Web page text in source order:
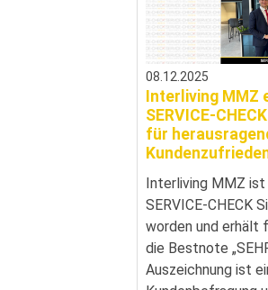
08.12.2025
Interliving MMZ
SERVICE-
für
Interliving MMZ
SERVICE-CHECK
worden und erhält
die Bestnote
Auszeichnung ist